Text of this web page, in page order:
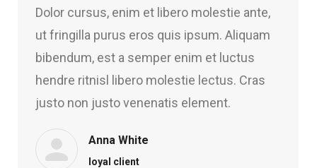
Dolor cursus, enim et libero molestie ante,
ut fringilla purus eros quis ipsum. Aliquam
bibendum, est a semper enim et luctus
hendre ritnisl libero molestie lectus. Cras
justo non justo venenatis element.
Anna White
loyal client